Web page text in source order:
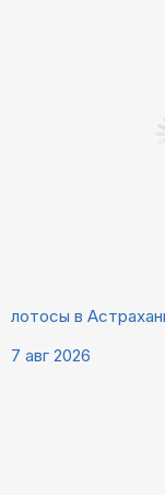
лотосы в
7 авг 2026